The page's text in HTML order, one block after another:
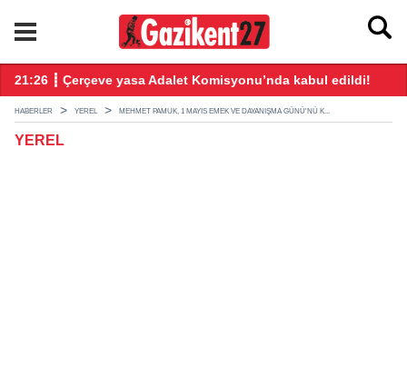
21:26 ┋ Çerçeve yasa Adalet Komisyonu’nda kabul edildi!
HABERLER YEREL MEHMET PAMUK, 1 MAYIS EMEK VE DAYANIŞMA GÜNÜ'NÜ K...
YEREL